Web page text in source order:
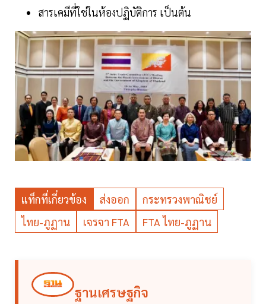
สารเคมีที่ใช่ในห้องปฏิบัติการ เป็นต้น
แท็กที่เกี่ยวข้อง ส่งออก
กระทรวงพาณิชย์
ไทย-ภูฏาน
เจรจา FTA FTA ไทย-ภูฏาน
ฐานเศรษฐกิจ